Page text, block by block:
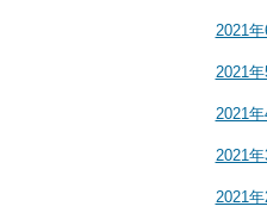
2021年
2021年
2021年
2021年
2021年